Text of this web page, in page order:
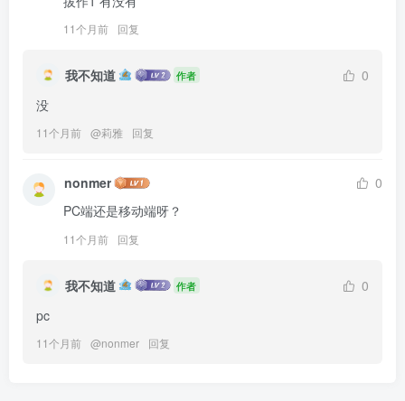
11个月前 回复
我不知道 作者
0
没
11个月前 @莉雅 回复
nonmer
0
PC端还是移动端呀？
11个月前 回复
我不知道 作者
0
pc
11个月前 @nonmer 回复